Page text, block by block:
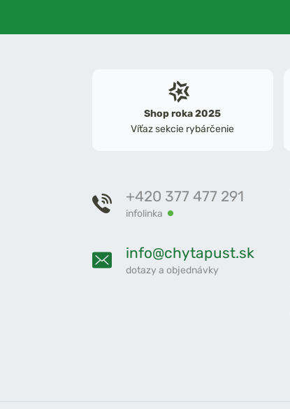
Shop roka 2025
Víťaz sekcie rybárčenie
+420 377 477 291
infolinka
info@chytapust.sk
dotazy a objednávky